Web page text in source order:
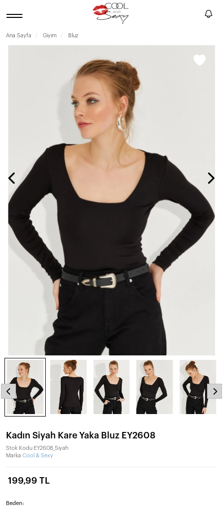
Ana Sayfa Giyim Bluz
Kadın Siyah Kare Yaka Bluz EY2608
Stok Kodu EY2608_Siyah
Marka Cool & Sexy
199,99 TL
Beden: